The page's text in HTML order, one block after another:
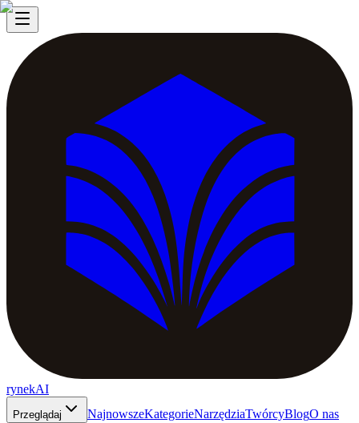
rynekAI
Przeglądaj NajnowszeKategorieNarzędziaTwórcyBlogO nas